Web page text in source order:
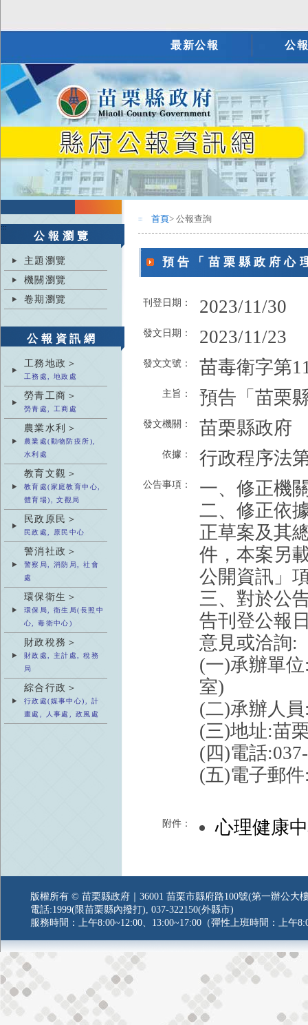
最新公報 公
:::
公報瀏覽
主題瀏覽
機關瀏覽
卷期瀏覽
公報資訊網
工務地政＞
工務處, 地政處
勞青工商＞
勞青處, 工商處
農業水利＞
農業處(動物防疫所),
水利處
教育文觀＞
教育處(家庭教育中心,
體育場), 文觀局
民政原民＞
民政處, 原民中心
警消社政＞
警察局, 消防局, 社會
處
環保衛生＞
環保局, 衛生局(長照中
心, 毒衛中心)
財政稅務＞
財政處, 主計處, 稅務
局
綜合行政＞
行政處(媒事中心), 計
畫處, 人事處, 政風處
::: 首頁> 公報查詢
預告「苗栗縣政府心
刊登日期： 2023/11/30
發文日期： 2023/11/23
發文文號： 苗毒衛字第
主旨： 預告「苗栗
發文機關： 苗栗縣政府
依據： 行政程序法
公告事項：
一、修正機
二、修正依
正草案及其
件，本案另
公開資訊」
三、對於公
告刊登公報
意見或洽詢:
(一)承辦單
室)
(二)承辦人
(三)地址:苗
(四)電話
(五)電子郵件
附件： 心理健康
版權所有 © 苗栗縣政府｜36001 苗栗市縣府路100號(第一辦公大
電話:1999(限苗栗縣內撥打), 037-322150(外縣市)
服務時間：上午8:00~12:00、13:00~17:00（彈性上班時間：上午